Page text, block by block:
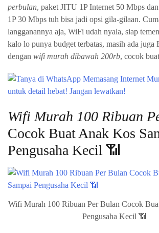
perbulan, paket JITU 1P Internet 50 Mbps
1P 30 Mbps tuh bisa jadi opsi gila-gilaan.
langganannya aja, WiFi udah nyala, siap
kalo lo punya budget terbatas, masih ada juga
dengan wifi murah dibawah 200rb, cocok
Wifi Murah 100 Ribuan
Cocok Buat Anak Kos
Pengusaha Kecil 📶
Wifi Murah 100 Ribuan Per Bulan Cocok
Pengusaha Kecil 📶